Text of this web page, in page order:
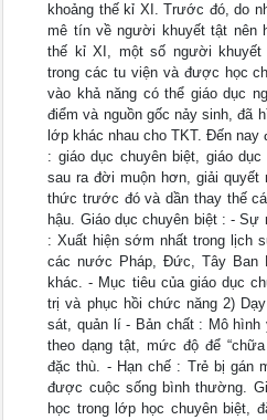
khoảng thế kỉ XI. Trước đó, do
mê tín về người khuyết tật nên
thế kỉ XI, một số người
trong các tu viện và được học
vào khả năng có thể giáo dục
điểm và nguồn gốc nảy sinh, đã
lớp khác nhau cho TKT. Đến
: giáo dục chuyên biệt, giáo
sau ra đời muộn hơn, giải quyết
thức trước đó và dần thay thế
hậu. Giáo dục chuyên biệt : -
: Xuất hiện sớm nhất trong lịch
các nước Pháp, Đức, Tây Ban
khác. - Mục tiêu của giáo dục
trị và phục hồi chức năng 2)
sát, quản lí - Bản chất : Mô
theo dạng tật, mức độ để
đặc thù. - Hạn chế : Trẻ bị gán
được cuộc sống bình thường.
học trong lớp học chuyên biệt,